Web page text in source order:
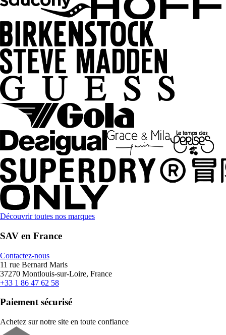
Découvrir toutes nos marques
SAV en France
Contactez-nous
11 rue Bernard Maris
37270 Montlouis-sur-Loire, France
+33 1 86 47 62 58
Paiement sécurisé
Achetez sur notre site en toute confiance